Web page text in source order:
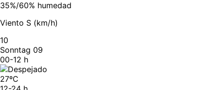
35%/60% humedad
Viento S (km/h)
10
Sonntag 09
00-12 h
27ºC